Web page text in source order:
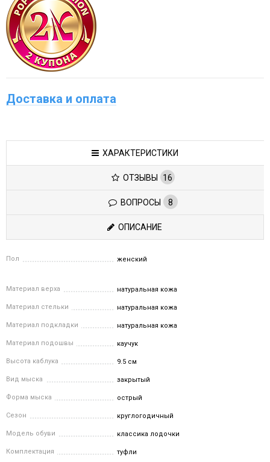
Доставка и оплата
ХАРАКТЕРИСТИКИ
ОТЗЫВЫ 16
ВОПРОСЫ 8
ОПИСАНИЕ
Пол женский
Материал верха натуральная кожа
Материал стельки натуральная кожа
Материал подкладки натуральная кожа
Материал подошвы каучук
Высота каблука 9.5 см
Вид мыска закрытый
Форма мыска острый
Сезон круглогодичный
Модель обуви классика лодочки
Комплектация туфли